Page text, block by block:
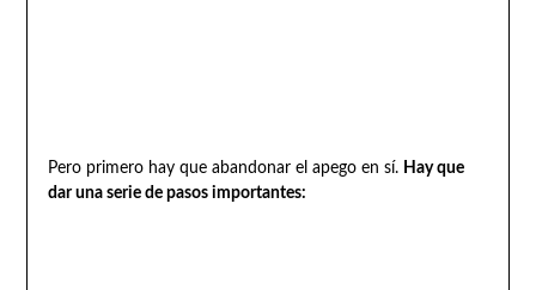
Pero primero hay que abandonar el apego en sí. Hay que
dar una serie de pasos importantes: